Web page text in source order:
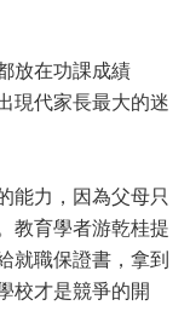
放在功課成績
現代家長最大的迷
能力，因為父母只
教育學者游乾桂提
就職保證書，拿到
校才是競爭的開